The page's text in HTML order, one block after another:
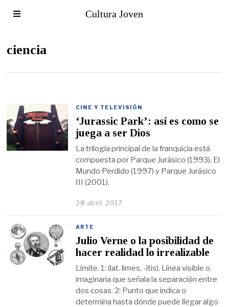
Cultura Joven
ciencia
CINE Y TELEVISIÓN
‘Jurassic Park’: así es como se
juega a ser Dios
La trilogía principal de la franquicia está
compuesta por Parque Jurásico (1993), El
Mundo Perdido (1997) y Parque Jurásico
III (2001).
28 abril, 2017
ARTE
Julio Verne o la posibilidad de
hacer realidad lo irrealizable
Límite. 1: (lat. limes, -itis). Línea visible o
imaginaria que señala la separación entre
dos cosas. 2: Punto que indica o
determina hasta dónde puede llegar algo